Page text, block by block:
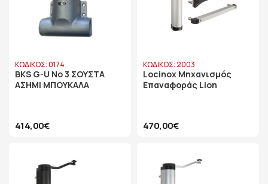
ΚΩΔΙΚΟΣ: 0174
BKS G-U No 3 ΣΟΥΣΤΑ
ΑΣΗΜΙ ΜΠΟΥΚΑΛΑ
414,00€
ΚΩΔΙΚΟΣ: 2003
Locinox Μηχανισμός
Επαναφοράς Lion
470,00€